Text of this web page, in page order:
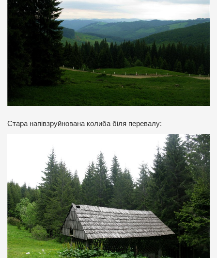
Стара напівзруйнована колиба біля перевалу: